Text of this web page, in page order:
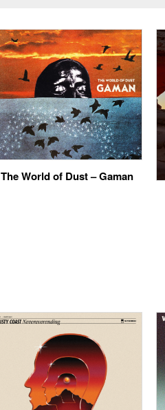
The World of Dust – Gaman